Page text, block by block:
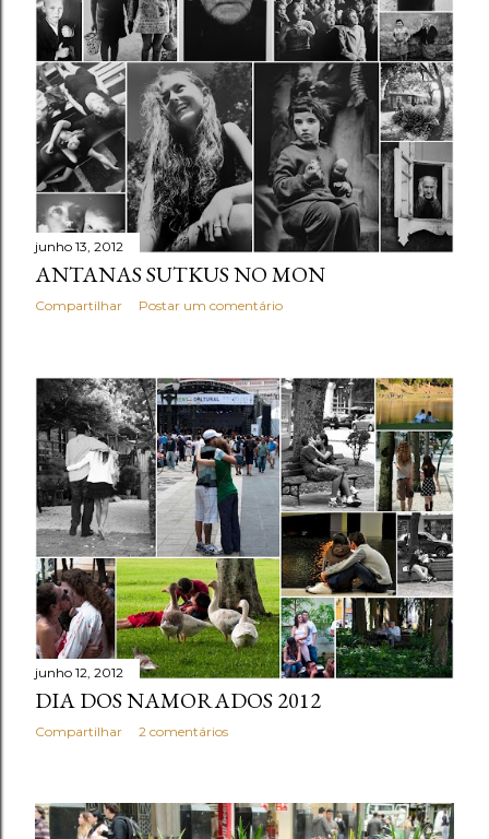
junho 13, 2012
ANTANAS SUTKUS NO MON
Compartilhar Postar um comentário
junho 12, 2012
DIA DOS NAMORADOS 2012
Compartilhar 2 comentários